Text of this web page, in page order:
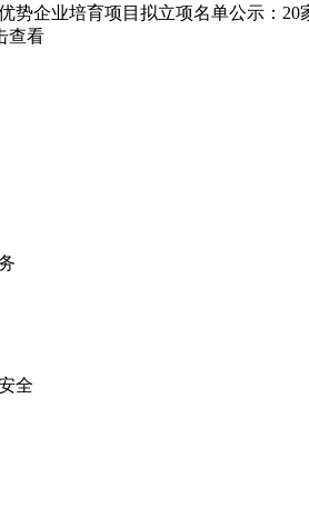
势企业培育项目拟立项名单公示：
查看
全